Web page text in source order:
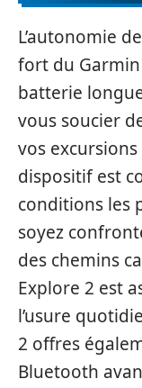
L’autonomie
fort du Garmin
batterie
vous soucier
vos
dispositif est
conditions les
soyez
des chemins
Explore 2 est
l’usure
2 offres
Bluetooth